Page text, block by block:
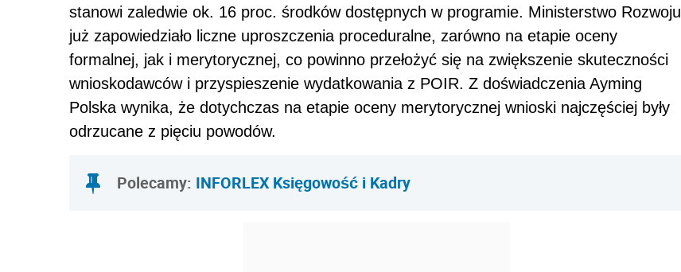
stanowi zaledwie ok. 16 proc. środków dostępnych w programie. Ministerstwo Rozwoju
już zapowiedziało liczne uproszczenia proceduralne, zarówno na etapie oceny
formalnej, jak i merytorycznej, co powinno przełożyć się na zwiększenie skuteczności
wnioskodawców i przyspieszenie wydatkowania z POIR. Z doświadczenia Ayming
Polska wynika, że dotychczas na etapie oceny merytorycznej wnioski najczęściej były
odrzucane z pięciu powodów.
Polecamy: INFORLEX Księgowość i Kadry